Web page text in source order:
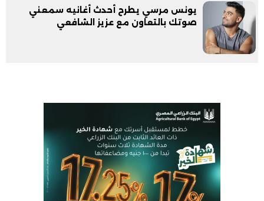
يونس مرسي يطرح أحدث أغانيه سمعني
صوتك بالتعاون مع عزيز الشافعي